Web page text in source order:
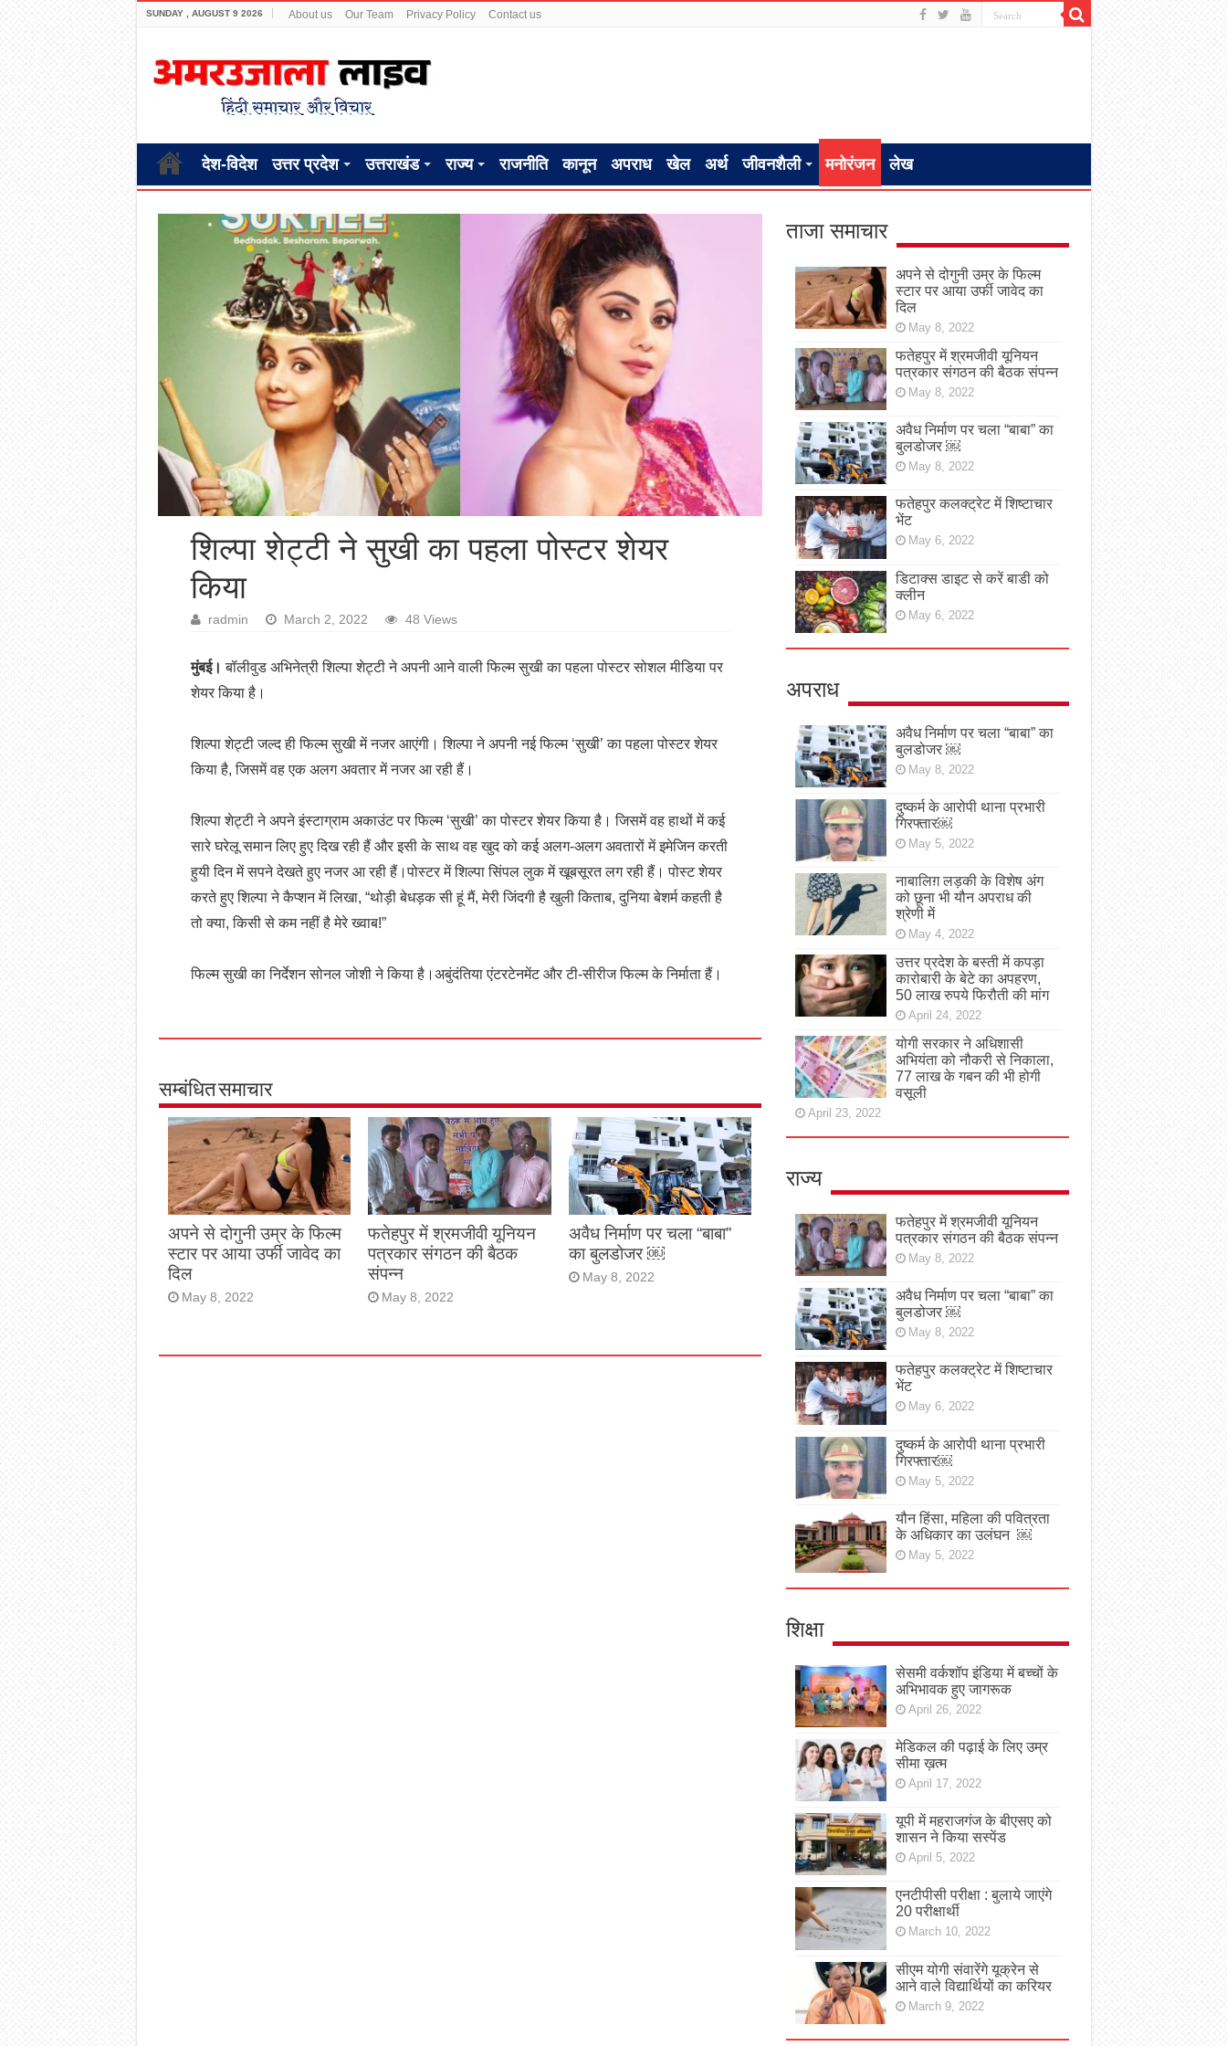
SUNDAY , AUGUST 9 2026 About us Our Team Privacy Policy Contact us
देश-विदेश उत्तर प्रदेश उत्तराखंड राज्य राजनीति कानून अपराध खेल अर्थ जीवनशैली मनोरंजन लेख
शिल्पा शेट्टी ने सुखी का पहला पोस्टर शेयर
किया
radmin March 2, 2022 48 Views
मुंबई। बॉलीवुड अभिनेत्री शिल्पा शेट्टी ने अपनी आने वाली फिल्म सुखी का पहला पोस्टर सोशल मीडिया पर
शेयर किया है।
शिल्पा शेट्टी जल्द ही फिल्म सुखी में नजर आएंगी। शिल्पा ने अपनी नई फिल्म ‘सुखी’ का पहला पोस्टर शेयर
किया है, जिसमें वह एक अलग अवतार में नजर आ रही हैं।
शिल्पा शेट्टी ने अपने इंस्टाग्राम अकाउंट पर फिल्म ‘सुखी’ का पोस्टर शेयर किया है। जिसमें वह हाथों में कई
सारे घरेलू समान लिए हुए दिख रही हैं और इसी के साथ वह खुद को कई अलग-अलग अवतारों में इमेजिन करती
हुयी दिन में सपने देखते हुए नजर आ रही हैं।पोस्टर में शिल्पा सिंपल लुक में खूबसूरत लग रही हैं। पोस्ट शेयर
करते हुए शिल्पा ने कैप्शन में लिखा, “थोड़ी बेधड़क सी हूं मैं, मेरी जिंदगी है खुली किताब, दुनिया बेशर्म कहती है
तो क्या, किसी से कम नहीं है मेरे ख्वाब!”
फिल्म सुखी का निर्देशन सोनल जोशी ने किया है।अबुंदंतिया एंटरटेनमेंट और टी-सीरीज फिल्म के निर्माता हैं।
सम्बंधित समाचार
अपने से दोगुनी उम्र के फिल्म
स्टार पर आया उर्फी जावेद का
दिल
May 8, 2022
फतेहपुर में श्रमजीवी यूनियन
पत्रकार संगठन की बैठक
संपन्न
May 8, 2022
अवैध निर्माण पर चला “बाबा”
का बुलडोजर ￼
May 8, 2022
ताजा समाचार
अपने से दोगुनी उम्र के फिल्म
स्टार पर आया उर्फी जावेद का
दिल
May 8, 2022
फतेहपुर में श्रमजीवी यूनियन
पत्रकार संगठन की बैठक संपन्न
May 8, 2022
अवैध निर्माण पर चला “बाबा” का
बुलडोजर ￼
May 8, 2022
फतेहपुर कलक्ट्रेट में शिष्टाचार
भेंट
May 6, 2022
डिटाक्स डाइट से करें बाडी को
क्लीन
May 6, 2022
अपराध
अवैध निर्माण पर चला “बाबा” का
बुलडोजर ￼
May 8, 2022
दुष्कर्म के आरोपी थाना प्रभारी
गिरफ्तार￼
May 5, 2022
नाबालिग़ लड़की के विशेष अंग
को छूना भी यौन अपराध की
श्रेणी में
May 4, 2022
उत्तर प्रदेश के बस्ती में कपड़ा
कारोबारी के बेटे का अपहरण,
50 लाख रुपये फिरौती की मांग
April 24, 2022
योगी सरकार ने अधिशासी
अभियंता को नौकरी से निकाला,
77 लाख के गबन की भी होगी
वसूली
April 23, 2022
राज्य
फतेहपुर में श्रमजीवी यूनियन
पत्रकार संगठन की बैठक संपन्न
May 8, 2022
अवैध निर्माण पर चला “बाबा” का
बुलडोजर ￼
May 8, 2022
फतेहपुर कलक्ट्रेट में शिष्टाचार
भेंट
May 6, 2022
दुष्कर्म के आरोपी थाना प्रभारी
गिरफ्तार￼
May 5, 2022
यौन हिंसा, महिला की पवित्रता
के अधिकार का उलंघन ￼
May 5, 2022
शिक्षा
सेसमी वर्कशॉप इंडिया में बच्चों के
अभिभावक हुए जागरूक
April 26, 2022
मेडिकल की पढ़ाई के लिए उम्र
सीमा ख़त्म
April 17, 2022
यूपी में महराजगंज के बीएसए को
शासन ने किया सस्पेंड
April 5, 2022
एनटीपीसी परीक्षा : बुलाये जाएंगे
20 परीक्षार्थी
March 10, 2022
सीएम योगी संवारेंगे यूक्रेन से
आने वाले विद्यार्थियों का करियर
March 9, 2022